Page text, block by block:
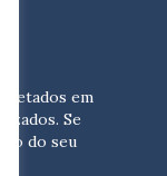
em
Se
do seu